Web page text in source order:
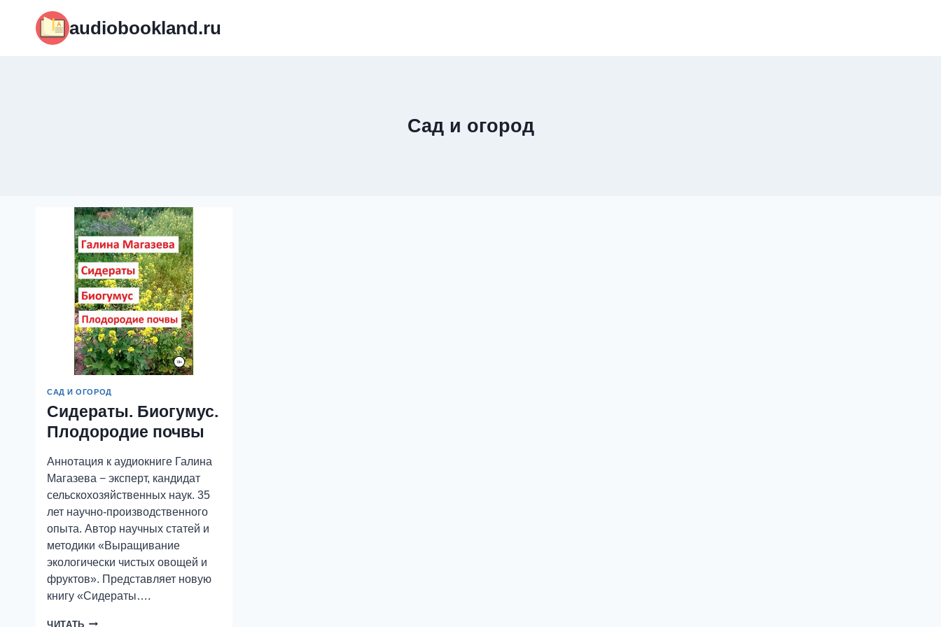
содержимому
audiobookland.ru
Сад и огород
САД И ОГОРОД
Сидераты. Биогумус.
Плодородие почвы
Аннотация к аудиокниге Галина
Магазева − эксперт, кандидат
сельскохозяйственных наук. 35
лет научно-производственного
опыта. Автор научных статей и
методики «Выращивание
экологически чистых овощей и
фруктов». Представляет новую
книгу «Сидераты….
ЧИТАТЬ СИДЕРАТЫ.